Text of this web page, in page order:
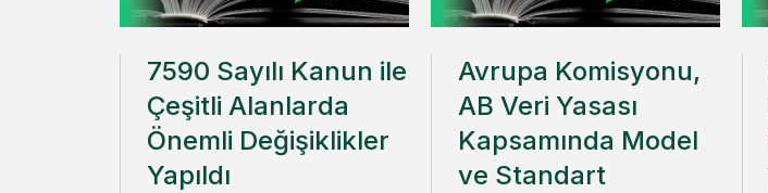
7590 Sayılı Kanun ile
Çeşitli Alanlarda
Önemli Değişiklikler
Yapıldı
Avrupa Komisyonu,
AB Veri Yasası
Kapsamında Model
ve Standart